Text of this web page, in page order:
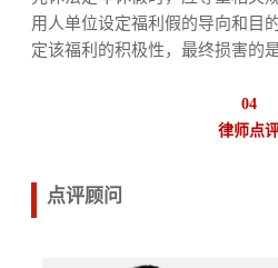
用人单位设定福利假的导向和目
定该福利的积极性，最终损害的
04
律师点
点评顾问